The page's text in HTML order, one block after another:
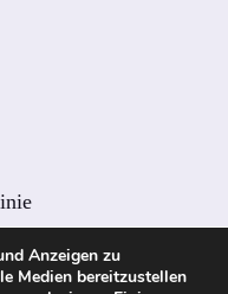
Leitlinien
Anzeigen zu
Medien bereitzustellen